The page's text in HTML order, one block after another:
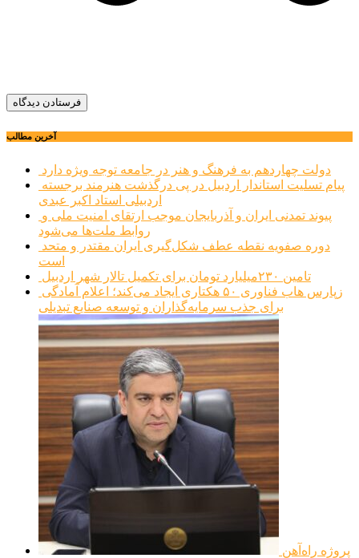
آخرین مطالب
دولت چهاردهم به فرهنگ و هنر در جامعه توجه ویژه دارد
اردبیلی استاد اکبر عبدی
روابط ملت‌ها می‌شود
است
تامین ۲۳۰میلیارد تومان برای تکمیل تالار شهر اردبیل
برای جذب سرمایه‌گذاران و توسعه صنایع تبدیلی